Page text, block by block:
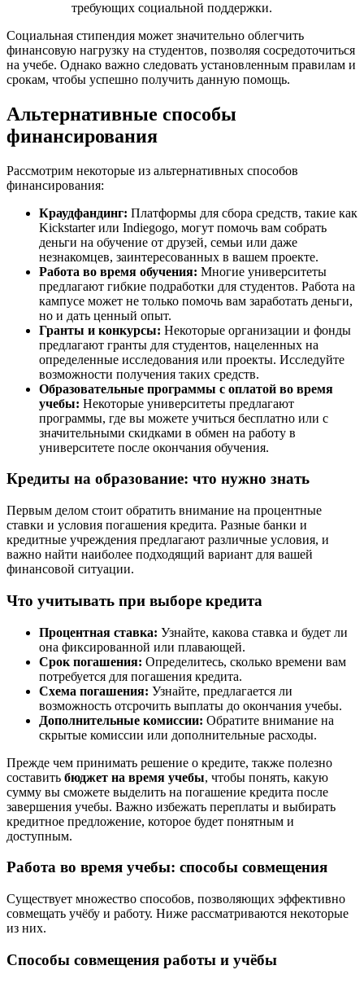
требующих социальной поддержки.
Социальная стипендия может значительно облегчить
финансовую нагрузку на студентов, позволяя сосредоточиться
на учебе. Однако важно следовать установленным правилам и
срокам, чтобы успешно получить данную помощь.
Альтернативные способы
финансирования
Рассмотрим некоторые из альтернативных способов
финансирования:
Краудфандинг: Платформы для сбора средств, такие как
Kickstarter или Indiegogo, могут помочь вам собрать
деньги на обучение от друзей, семьи или даже
незнакомцев, заинтересованных в вашем проекте.
Работа во время обучения: Многие университеты
предлагают гибкие подработки для студентов. Работа на
кампусе может не только помочь вам заработать деньги,
но и дать ценный опыт.
Гранты и конкурсы: Некоторые организации и фонды
предлагают гранты для студентов, нацеленных на
определенные исследования или проекты. Исследуйте
возможности получения таких средств.
Образовательные программы с оплатой во время
учебы: Некоторые университеты предлагают
программы, где вы можете учиться бесплатно или с
значительными скидками в обмен на работу в
университете после окончания обучения.
Кредиты на образование: что нужно знать
Первым делом стоит обратить внимание на процентные
ставки и условия погашения кредита. Разные банки и
кредитные учреждения предлагают различные условия, и
важно найти наиболее подходящий вариант для вашей
финансовой ситуации.
Что учитывать при выборе кредита
Процентная ставка: Узнайте, какова ставка и будет ли
она фиксированной или плавающей.
Срок погашения: Определитесь, сколько времени вам
потребуется для погашения кредита.
Схема погашения: Узнайте, предлагается ли
возможность отсрочить выплаты до окончания учебы.
Дополнительные комиссии: Обратите внимание на
скрытые комиссии или дополнительные расходы.
Прежде чем принимать решение о кредите, также полезно
составить бюджет на время учебы, чтобы понять, какую
сумму вы сможете выделить на погашение кредита после
завершения учебы. Важно избежать переплаты и выбирать
кредитное предложение, которое будет понятным и
доступным.
Работа во время учебы: способы совмещения
Существует множество способов, позволяющих эффективно
совмещать учёбу и работу. Ниже рассматриваются некоторые
из них.
Способы совмещения работы и учёбы